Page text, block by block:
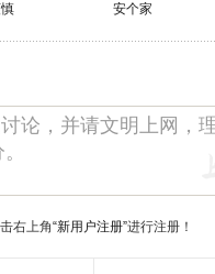
安个家
右上角“新用户注册”进行注册！